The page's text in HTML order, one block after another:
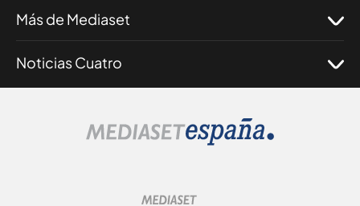
Más de Mediaset
Noticias Cuatro